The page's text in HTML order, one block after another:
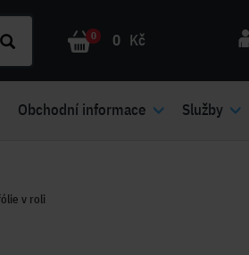
0 0 Kč
Obchodní informace Služby
v roli